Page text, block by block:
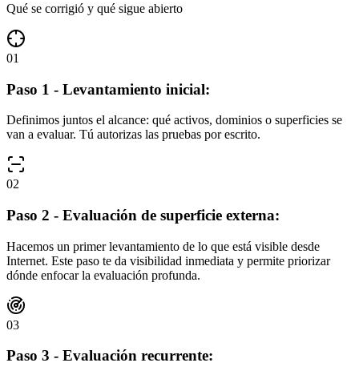
Qué se corrigió y qué sigue abierto
01
Paso 1 - Levantamiento inicial:
Definimos juntos el alcance: qué activos, dominios o superficies se
van a evaluar. Tú autorizas las pruebas por escrito.
02
Paso 2 - Evaluación de superficie externa:
Hacemos un primer levantamiento de lo que está visible desde
Internet. Este paso te da visibilidad inmediata y permite priorizar
dónde enfocar la evaluación profunda.
03
Paso 3 - Evaluación recurrente: